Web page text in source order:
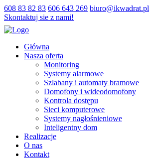
608 83 82 83 606 643 269 biuro@ikwadrat.pl
Skontaktuj sie z nami!
Główna
Nasza oferta
Monitoring
Systemy alarmowe
Szlabany i automaty bramowe
Domofony i wideodomofony
Kontrola dostępu
Sieci komputerowe
Systemy nagłośnieniowe
Inteligentny dom
Realizacje
O nas
Kontakt